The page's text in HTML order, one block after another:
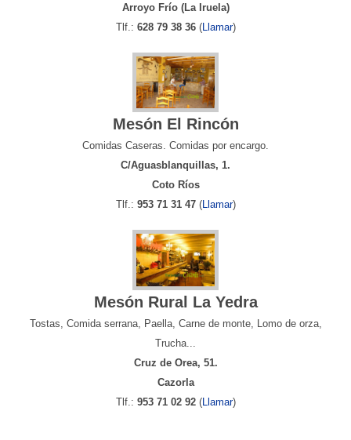
Arroyo Frío (La Iruela)
Tlf.: 628 79 38 36(Llamar)
Mesón El Rincón
Comidas Caseras. Comidas por encargo.
C/Aguasblanquillas, 1.
Coto Ríos
Tlf.: 953 71 31 47(Llamar)
Mesón Rural La Yedra
Tostas, Comida serrana, Paella, Carne de monte, Lomo de orza,
Trucha...
Cruz de Orea, 51.
Cazorla
Tlf.: 953 71 02 92(Llamar)